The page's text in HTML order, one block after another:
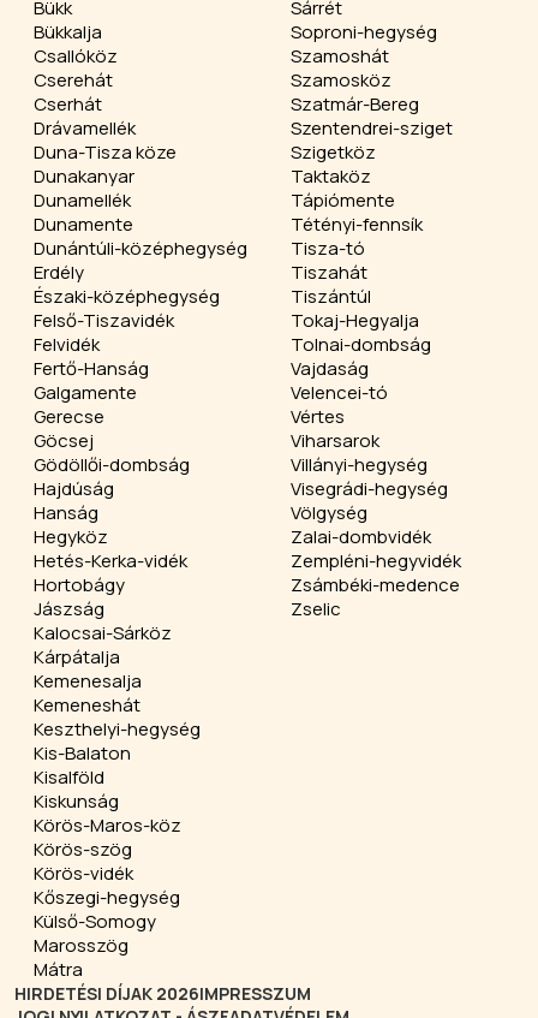
Bükk
Bükkalja
Csallóköz
Cserehát
Cserhát
Drávamellék
Duna-Tisza köze
Dunakanyar
Dunamellék
Dunamente
Dunántúli-középhegység
Erdély
Északi-középhegység
Felső-Tiszavidék
Felvidék
Fertő-Hanság
Galgamente
Gerecse
Göcsej
Gödöllői-dombság
Hajdúság
Hanság
Hegyköz
Hetés-Kerka-vidék
Hortobágy
Jászság
Kalocsai-Sárköz
Kárpátalja
Kemenesalja
Kemeneshát
Keszthelyi-hegység
Kis-Balaton
Kisalföld
Kiskunság
Körös-Maros-köz
Körös-szög
Körös-vidék
Kőszegi-hegység
Külső-Somogy
Marosszög
Mátra
Sárrét
Soproni-hegység
Szamoshát
Szamosköz
Szatmár-Bereg
Szentendrei-sziget
Szigetköz
Taktaköz
Tápiómente
Tétényi-fennsík
Tisza-tó
Tiszahát
Tiszántúl
Tokaj-Hegyalja
Tolnai-dombság
Vajdaság
Velencei-tó
Vértes
Viharsarok
Villányi-hegység
Visegrádi-hegység
Völgység
Zalai-dombvidék
Zempléni-hegyvidék
Zsámbéki-medence
Zselic
HIRDETÉSI DÍJAK 2026IMPRESSZUM